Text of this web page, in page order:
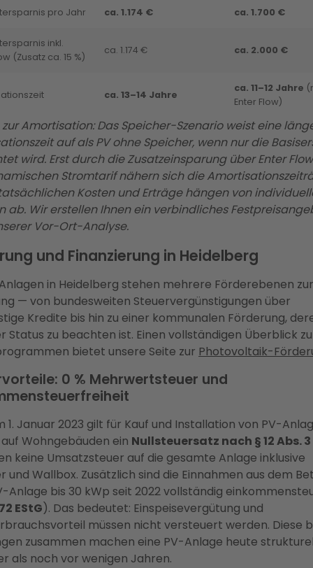
pro Jahr ca. 1.174 € ca. 1.700 €
inkl.
(Zusatz ca. 15 %)
ca. 1.174 € ca. 2.000 €
ca. 13–14 Jahre
ca. 11–12 Jahre
Enter Flow)
Amortisation: Das Speicher-Szenario weist eine
auf als PV ohne Speicher, wenn nur die
wird. Erst durch die Zusatzeinsparung über Enter
Stromtarif nähern sich die
Kosten und Erträge hängen von
ab. Wir erstellen Ihnen ein verbindliches
Vor-Ort-Analyse.
und Finanzierung in Heidelberg
in Heidelberg stehen mehrere Förderebenen zur
— von bundesweiten Steuervergünstigungen über
Kredite bis hin zu einer kommunalen Förderung,
Status zu beachten ist. Einen vollständigen Überblick
bietet unsere Seite zur Photovoltaik-
0 % Mehrwertsteuer und
1. Januar 2023 gilt für Kauf und Installation von PV-
Wohngebäuden ein Nullsteuersatz nach § 12 Abs. 3
keine Umsatzsteuer auf die gesamte Anlage inklusive
und Wallbox. Zusätzlich sind die Einnahmen aus dem
Anlage bis 30 kWp seit 2022 vollständig
EStG). Das bedeutet: Einspeisevergütung und
müssen nicht versteuert werden. Diese
zusammen machen eine PV-Anlage heute
als noch vor wenigen Jahren.